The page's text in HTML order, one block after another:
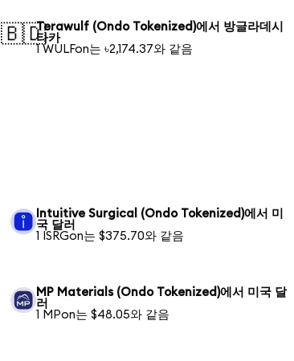
🇧🇩Terawulf (Ondo Tokenized)에서 방글라데시
타카
1 WULFon는 ৳2,174.37와 같음
Intuitive Surgical (Ondo Tokenized)에서 미
국 달러
1 ISRGon는 $375.70와 같음
MP Materials (Ondo Tokenized)에서 미국 달
러
1 MPon는 $48.05와 같음